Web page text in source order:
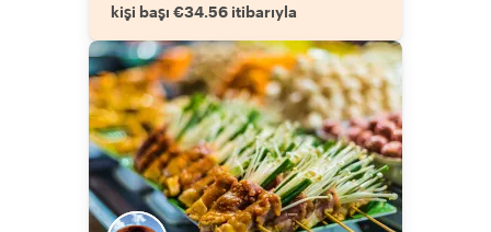
kişi başı €34.56 itibarıyla